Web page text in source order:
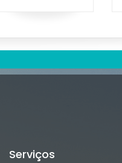
Serviços